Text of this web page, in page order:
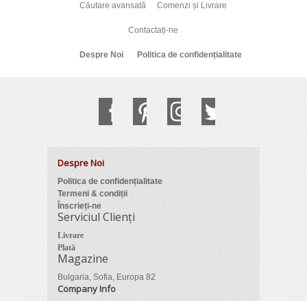
Căutare avansată Comenzi și Livrare
Contactați-ne
Despre Noi Politica de confidențialitate
Despre Noi
Politica de confidențialitate
Termeni & condiții
Înscrieți-ne
Serviciul Clienți
Livrare
Plată
Magazine
Bulgaria, Sofia, Europa 82
Company Info